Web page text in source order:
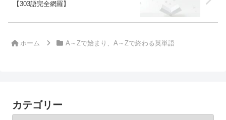
【303語完全網羅】
ホーム A～Zで始まり、A～Zで終わる英単語
カテゴリー